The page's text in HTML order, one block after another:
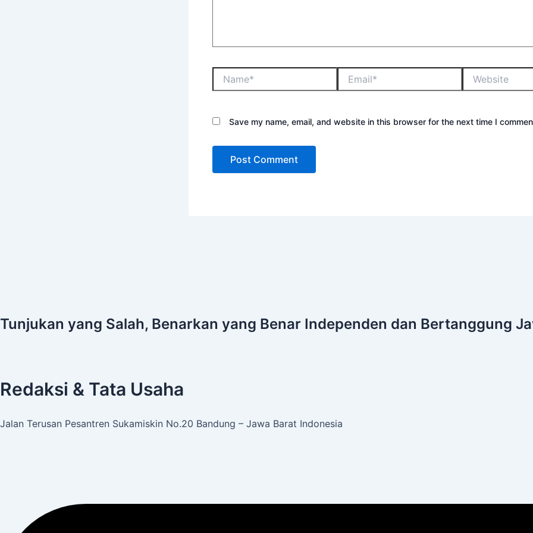
Save my name, email, and website in this browser for the next time I
Tunjukan yang Salah, Benarkan yang Benar Independen dan Bertanggung
Redaksi & Tata Usaha
Jalan Terusan Pesantren Sukamiskin No.20 Bandung – Jawa Barat Indonesia